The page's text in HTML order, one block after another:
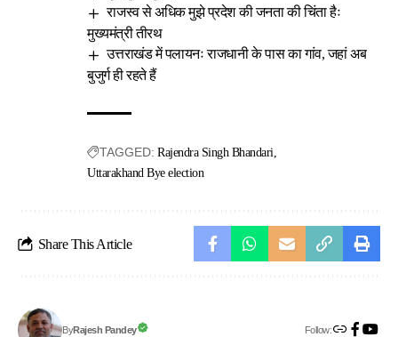
राजस्व से अधिक मुझे प्रदेश की जनता की चिंता हैः
मुख्यमंत्री तीरथ
उत्तराखंड में पलायनः राजधानी के पास का गांव, जहां अब
बुजुर्ग ही रहते हैं
TAGGED: Rajendra Singh Bhandari
Uttarakhand Bye election
Share This Article
ByRajesh Pandey Follow: